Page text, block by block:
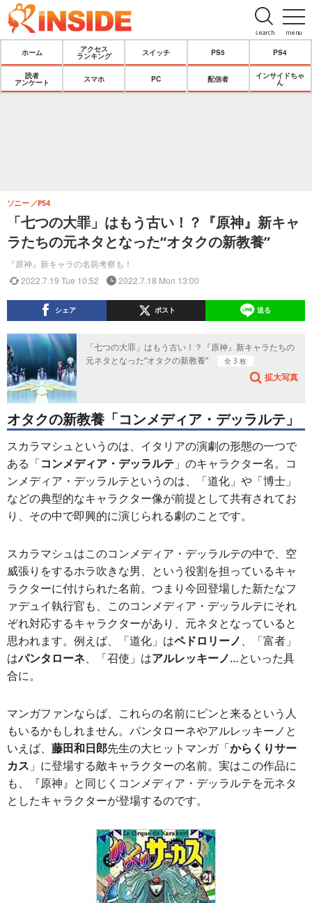
menu
search
ホーム
アクセス
ランキング
スイッチ PS5 PS4
読者
アンケート
スマホ PC 配信者
インサイドちゃ
ん
「七つの大罪」はもう古い！？『原神』新キャ
ラたちの元ネタとなった“オタクの新教養”
『原神』新キャラの名前考察も！
ソニー PS4
2022.7.19 Tue 10:52 2022.7.18 Mon 13:00
シェア ポスト 送る
「七つの大罪」はもう古い！？『原神』新キャラたちの
元ネタとなった“オタクの新教養”
全 3 枚
拡大写真
オタクの新教養「コンメディア・デッラルテ」
スカラマシュというのは、イタリアの演劇の形態の一つで
ある「コンメディア・デッラルテ 」のキャラクター名。コ
ンメディア・デッラルテというのは、「道化」や「博士」
などの典型的なキャラクター像が前提として共有されてお
り、その中で即興的に演じられる劇のことです。
スカラマシュはこのコンメディア・デッラルテの中で、空
威張りをするホラ吹きな男、という役割を担っているキャ
ラクターに付けられた名前。つまり今回登場した新たなフ
ァデュイ執行官も、このコンメディア・デッラルテにそれ
ぞれ対応するキャラクターがあり、元ネタとなっていると
思われます。例えば、「道化」はペドロリーノ、「富者」
はパンタローネ、「召使」はアルレッキーノ…といった具
合に。
マンガファンならば、これらの名前にピンと来るという人
もいるかもしれません。パンタローネやアルレッキーノと
いえば、 藤田和日郎先生の大ヒットマンガ「からくりサー
カス 」に登場する敵キャラクターの名前。実はこの作品に
も、『原神』と同じくコンメディア・デッラルテを元ネタ
としたキャラクターが登場するのです。